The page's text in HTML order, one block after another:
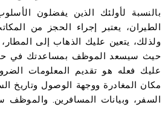
بالنسبة لأولئك الذين يفضلون
الطيران، يعتبر إجراء الحجز من
ولذلك، يتعين عليك الذهاب إلى المطار،
حيث سيسعد الموظف بمساعدتك في
عليك فعله هو تقديم المعلومات
مكان المغادرة ووجهة الوصول وتاريخ
السفر، وبيانات المسافرين. والموظف